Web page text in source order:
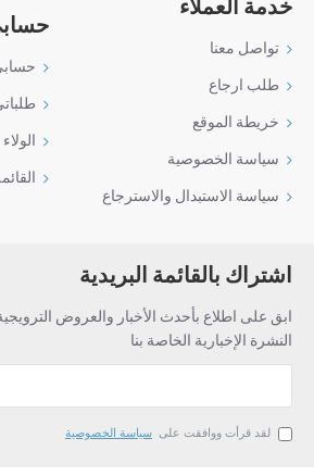
خدمة العملاء
تواصل معنا
طلب ارجاع
خريطة الموقع
سياسة الخصوصية
سياسة الاستبدال والاسترجاع
الولاء
اشتراك بالقائمة البريدية
ابق على اطلاع بأحدث الأخبار والعروض
النشرة الإخبارية الخاصة بنا
لقد قرأت ووافقت على سياسة الخصوصية